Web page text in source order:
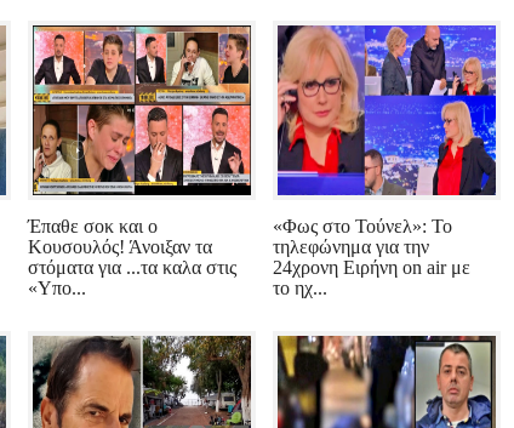
Έπαθε σοκ και ο
Κουσουλός! Άνοιξαν τα
στόματα για ...τα καλα στις
«Υπο...
«Φως στο Τούνελ»: Το
τηλεφώνημα για την
24χρονη Ειρήνη on air με
το ηχ...